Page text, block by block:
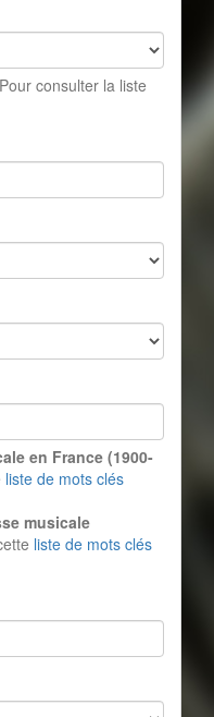
consulter la liste
en France (1900-
liste de mots clés
musicale
liste de mots clés